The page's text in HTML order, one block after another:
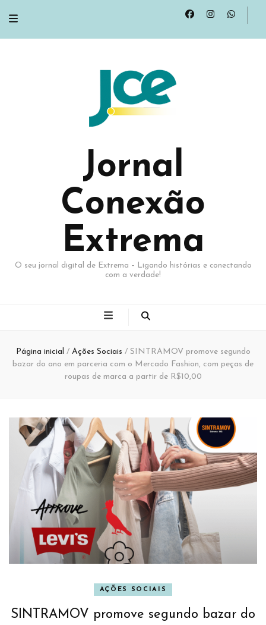
Jornal
Conexão
Extrema
O seu jornal digital de Extrema – Ligando histórias e conectando
com a verdade!
Página inicial / Ações Sociais / SINTRAMOV promove segundo
bazar do ano em parceria com o Mercado Fashion, com peças de
roupas de marca a partir de R$10,00
AÇÕES SOCIAIS
SINTRAMOV promove segundo bazar do